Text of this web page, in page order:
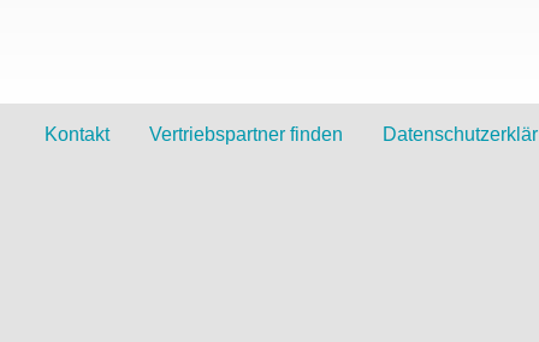
Kontakt Vertriebspartner finden